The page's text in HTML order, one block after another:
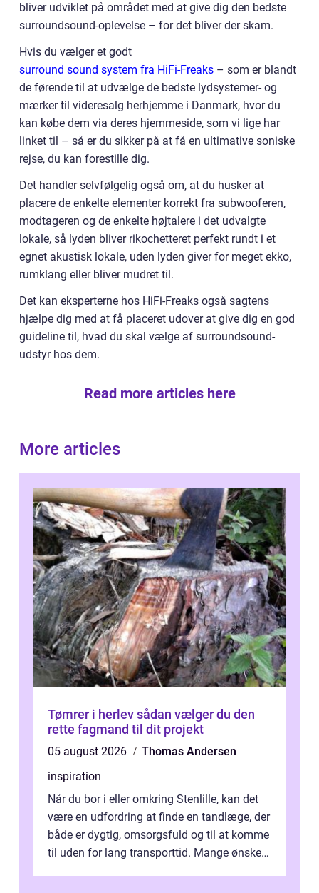
bliver udviklet på området med at give dig den bedste
surroundsound-oplevelse – for det bliver der skam.
Hvis du vælger et godt
surround sound system fra HiFi-Freaks – som er blandt
de førende til at udvælge de bedste lydsystemer- og
mærker til videresalg herhjemme i Danmark, hvor du
kan købe dem via deres hjemmeside, som vi lige har
linket til – så er du sikker på at få en ultimative soniske
rejse, du kan forestille dig.
Det handler selvfølgelig også om, at du husker at
placere de enkelte elementer korrekt fra subwooferen,
modtageren og de enkelte højtalere i det udvalgte
lokale, så lyden bliver rikochetteret perfekt rundt i et
egnet akustisk lokale, uden lyden giver for meget ekko,
rumklang eller bliver mudret til.
Det kan eksperterne hos HiFi-Freaks også sagtens
hjælpe dig med at få placeret udover at give dig en god
guideline til, hvad du skal vælge af surroundsound-
udstyr hos dem.
Read more articles here
More articles
Tømrer i herlev sådan vælger du den
rette fagmand til dit projekt
05 august 2026
Thomas Andersen
inspiration
Når du bor i eller omkring Stenlille, kan det
være en udfordring at finde en tandlæge, der
både er dygtig, omsorgsfuld og til at komme
til uden for lang transporttid. Mange ønsker